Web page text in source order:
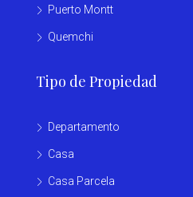
Puerto Montt
Quemchi
Tipo de Propiedad
Departamento
Casa
Casa Parcela